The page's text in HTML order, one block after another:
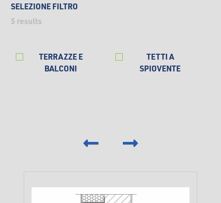
SELEZIONE FILTRO
5 results
TERRAZZE E
BALCONI
TETTI A
SPIOVENTE